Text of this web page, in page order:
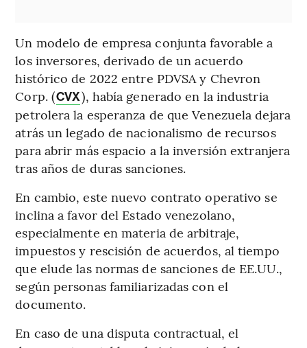
Un modelo de empresa conjunta favorable a
los inversores, derivado de un acuerdo
histórico de 2022 entre PDVSA y Chevron
Corp. (CVX), había generado en la industria
petrolera la esperanza de que Venezuela dejara
atrás un legado de nacionalismo de recursos
para abrir más espacio a la inversión extranjera
tras años de duras sanciones.
En cambio, este nuevo contrato operativo se
inclina a favor del Estado venezolano,
especialmente en materia de arbitraje,
impuestos y rescisión de acuerdos, al tiempo
que elude las normas de sanciones de EE.UU.,
según personas familiarizadas con el
documento.
En caso de una disputa contractual, el